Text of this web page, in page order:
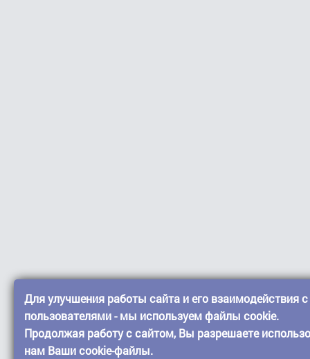
Для улучшения работы сайта и его взаимодействия с
пользователями - мы используем файлы cookie.
Продолжая работу с сайтом, Вы разрешаете
нам Ваши cookie-файлы.